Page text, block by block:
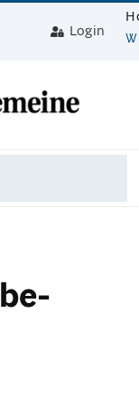
Login